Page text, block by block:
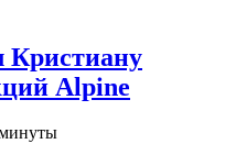
Кристиану
Alpine